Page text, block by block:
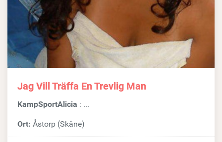
Jag Vill Träffa En Trevlig Man
KampSportAlicia : ...
Ort: Åstorp (Skåne)